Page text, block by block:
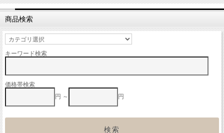
商品検索
キーワード検索
価格帯検索
円 ～
円